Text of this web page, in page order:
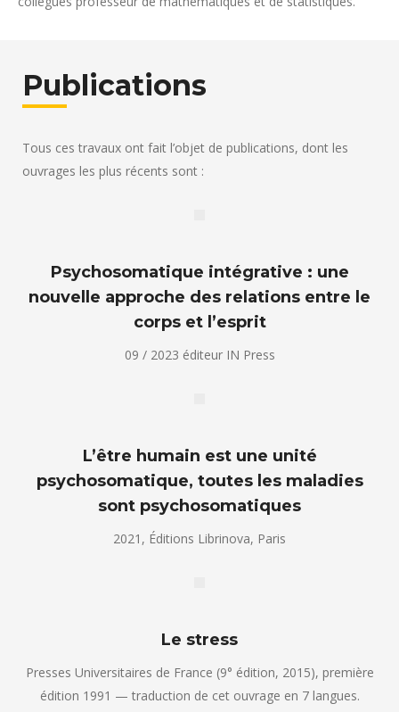
Publications
Tous ces travaux ont fait l’objet de publications, dont les
ouvrages les plus récents sont :
Psychosomatique intégrative : une
nouvelle approche des relations entre le
corps et l’esprit
09 / 2023 éditeur IN Press
L’être humain est une unité
psychosomatique, toutes les maladies
sont psychosomatiques
2021, Éditions Librinova, Paris
Le stress
Presses Universitaires de France (9° édition, 2015), première
édition 1991 — traduction de cet ouvrage en 7 langues.